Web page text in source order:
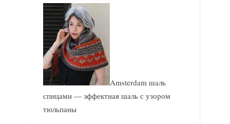
Amsterdam шаль
спицами — эффектная шаль с узором
тюльпаны